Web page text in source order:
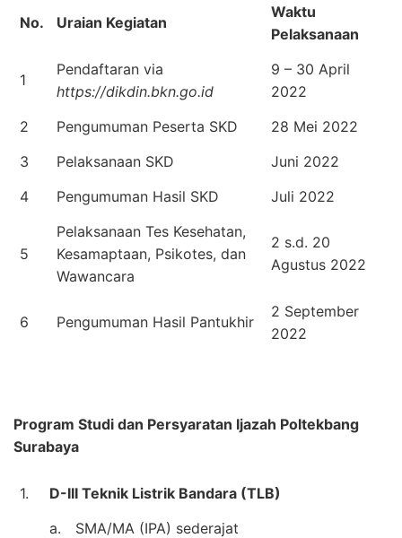
No. Uraian Kegiatan
Waktu
Pelaksanaan
1
Pendaftaran via
https://dikdin.bkn.go.id
9 – 30 April
2022
2
Pengumuman Peserta SKD
28 Mei 2022
3
Pelaksanaan SKD
Juni 2022
4
Pengumuman Hasil SKD Juli 2022
5
Pelaksanaan Tes Kesehatan,
Kesamaptaan, Psikotes, dan
Wawancara
2 s.d. 20
Agustus 2022
6 Pengumuman Hasil Pantukhir
2 September
2022
Program Studi dan Persyaratan Ijazah Poltekbang
Surabaya
1.
D-III Teknik Listrik Bandara (TLB)
a.
SMA/MA (IPA) sederajat